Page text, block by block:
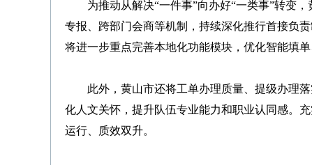
为推动从解决“一件事”向办好“一类事”转变，
专报、跨部门会商等机制，持续深化推行首接负
将进一步重点完善本地化功能模块，优化智能填单
此外，黄山市还将工单办理质量、提级办理落
化人文关怀，提升队伍专业能力和职业认同感。
运行、质效双升。